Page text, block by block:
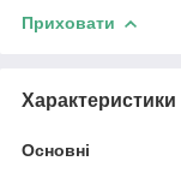
Приховати
Характеристики
Основні